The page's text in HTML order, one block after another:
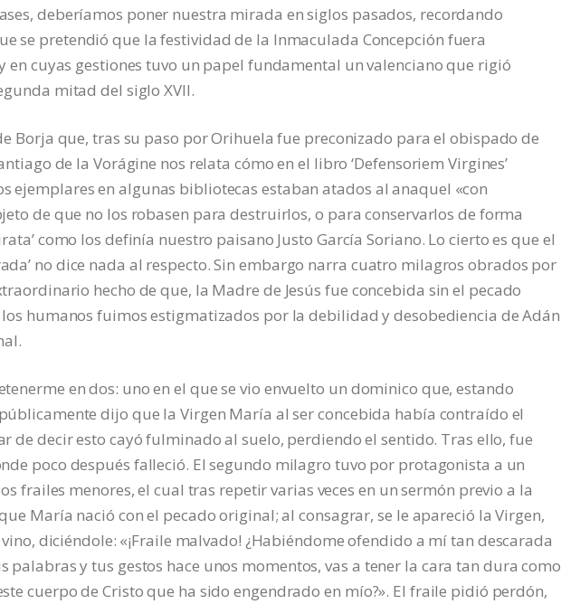
deberíamos poner nuestra mirada en siglos pasados, recordando
se pretendió que la festividad de la Inmaculada Concepción fuera
en cuyas gestiones tuvo un papel fundamental un valenciano que rigió
mitad del siglo XVII.
Borja que, tras su paso por Orihuela fue preconizado para el obispado de
de la Vorágine nos relata cómo en el libro ‘Defensoriem Virgines’
ejemplares en algunas bibliotecas estaban atados al anaquel «con
de que no los robasen para destruirlos, o para conservarlos de forma
como los definía nuestro paisano Justo García Soriano. Lo cierto es que el
no dice nada al respecto. Sin embargo narra cuatro milagros obrados por
hecho de que, la Madre de Jesús fue concebida sin el pecado
humanos fuimos estigmatizados por la debilidad y desobediencia de Adán
en dos: uno en el que se vio envuelto un dominico que, estando
dijo que la Virgen María al ser concebida había contraído el
de decir esto cayó fulminado al suelo, perdiendo el sentido. Tras ello, fue
poco después falleció. El segundo milagro tuvo por protagonista a un
frailes menores, el cual tras repetir varias veces en un sermón previo a la
María nació con el pecado original; al consagrar, se le apareció la Virgen,
diciéndole: «¡Fraile malvado! ¿Habiéndome ofendido a mí tan descarada
palabras y tus gestos hace unos momentos, vas a tener la cara tan dura como
cuerpo de Cristo que ha sido engendrado en mío?». El fraile pidió perdón,